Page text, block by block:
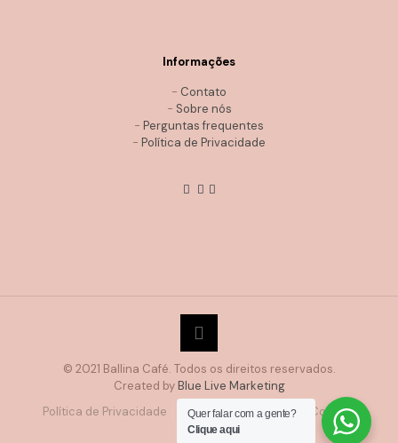
Informações
- Contato
- Sobre nós
- Perguntas frequentes
- Política de Privacidade
© 2021 Ballina Café. Todos os direitos reservados.
Created byBlue Live Marketing
Política de Privacidade
Trocas e Devoluções Cookies
Quer falar com a gente?
Clique aqui